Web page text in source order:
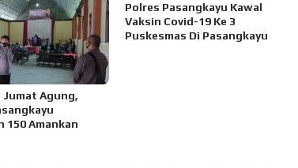
Jumat Agung,
150 Amankan
Polres Pasangkayu Kawal
Vaksin Covid-19 Ke 3
Puskesmas Di Pasangkayu